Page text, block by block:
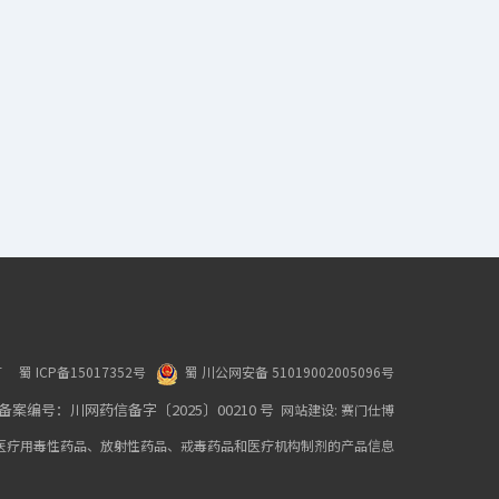
蜀 ICP备15017352号 蜀 川公网安备 51019002005096号
案编号：川网药信备字〔2025〕00210 号 网站建设: 赛门仕博
用毒性药品、放射性药品、戒毒药品和医疗机构制剂的产品信息